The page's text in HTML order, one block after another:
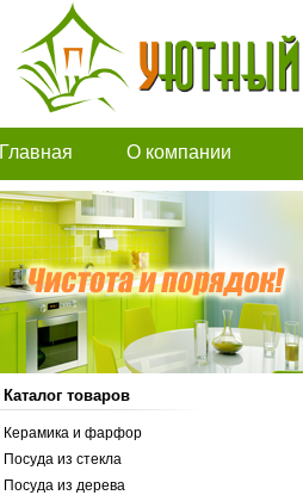
Главная О компании
Каталог товаров
Керамика и фарфор
Посуда из стекла
Посуда из дерева